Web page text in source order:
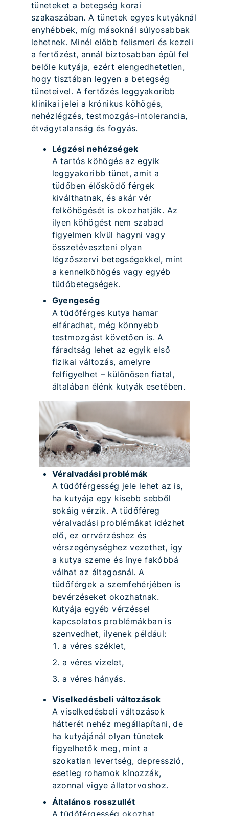
tüneteket a betegség korai
szakaszában. A tünetek egyes kutyáknál
enyhébbek, míg másoknál súlyosabbak
lehetnek. Minél előbb felismeri és kezeli
a fertőzést, annál biztosabban épül fel
belőle kutyája, ezért elengedhetetlen,
hogy tisztában legyen a betegség
tüneteivel. A fertőzés leggyakoribb
klinikai jelei a krónikus köhögés,
nehézlégzés, testmozgás-intolerancia,
étvágytalanság és fogyás.
Légzési nehézségek
A tartós köhögés az egyik
leggyakoribb tünet, amit a
tüdőben élősködő férgek
kiválthatnak, és akár vér
felköhögését is okozhatják. Az
ilyen köhögést nem szabad
figyelmen kívül hagyni vagy
összetéveszteni olyan
légzőszervi betegségekkel, mint
a kennelköhögés vagy egyéb
tüdőbetegségek.
Gyengeség
A tüdőférges kutya hamar
elfáradhat, még könnyebb
testmozgást követően is. A
fáradtság lehet az egyik első
fizikai változás, amelyre
felfigyelhet – különösen fiatal,
általában élénk kutyák esetében.
Véralvadási problémák
A tüdőférgesség jele lehet az is,
ha kutyája egy kisebb sebből
sokáig vérzik. A tüdőféreg
véralvadási problémákat idézhet
elő, ez orrvérzéshez és
vérszegénységhez vezethet, így
a kutya szeme és ínye fakóbbá
válhat az áltagosnál. A
tüdőférgek a szemfehérjében is
bevérzéseket okozhatnak.
Kutyája egyéb vérzéssel
kapcsolatos problémákban is
szenvedhet, ilyenek például:
a véres széklet,
a véres vizelet,
a véres hányás.
Viselkedésbeli változások
A viselkedésbeli változások
hátterét nehéz megállapítani, de
ha kutyájánál olyan tünetek
figyelhetők meg, mint a
szokatlan levertség, depresszió,
esetleg rohamok kínozzák,
azonnal vigye állatorvoshoz.
Általános rosszullét